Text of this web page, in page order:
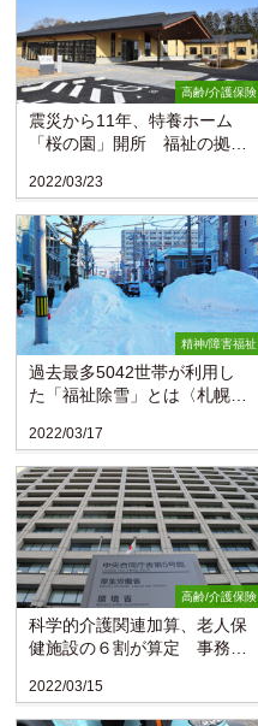
高齢/介護保険
震災から11年、特養ホーム
「桜の園」開所 福祉の拠点
2022/03/23
精神/障害福祉
過去最多5042世帯が利用し
た「福祉除雪」とは〈札幌
2022/03/17
高齢/介護保険
科学的介護関連加算、老人保
健施設の６割が算定 事務負
2022/03/15